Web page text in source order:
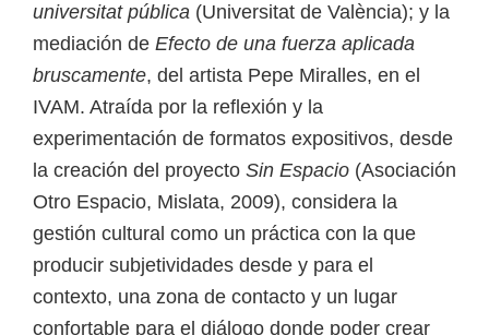
universitat pública (Universitat de València); y la
mediación de Efecto de una fuerza aplicada
bruscamente, del artista Pepe Miralles, en el
IVAM. Atraída por la reflexión y la
experimentación de formatos expositivos, desde
la creación del proyecto Sin Espacio (Asociación
Otro Espacio, Mislata, 2009), considera la
gestión cultural como un práctica con la que
producir subjetividades desde y para el
contexto, una zona de contacto y un lugar
confortable para el diálogo donde poder crear